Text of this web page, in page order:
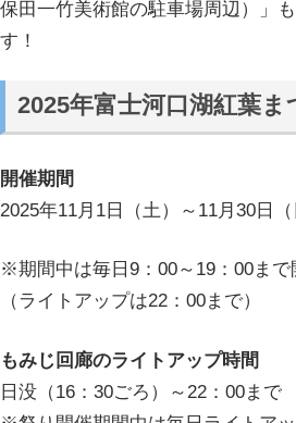
保田一竹美術館の駐車場周辺）」
す！
2025年富士河口湖紅葉
開催期間
2025年11月1日（土）～11月30日（
※期間中は毎日9：00～19：00まで
（ライトアップは22：00まで）
もみじ回廊のライトアップ時間
日没（16：30ごろ）～22：00まで